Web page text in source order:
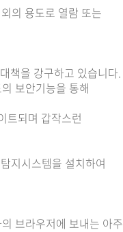
의 용도로 열람 또는
책을 강구하고 있습니다.
보안기능을 통해
트되며 갑작스런
지시스템을 설치하여
브라우저에 보내는 아주